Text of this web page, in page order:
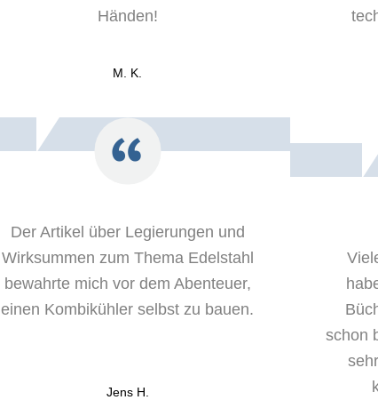
Händen!
M. K.
Der Artikel über Legierungen und
Wirksummen zum Thema Edelstahl
bewahrte mich vor dem Abenteuer,
einen Kombikühler selbst zu bauen.
Jens H.
schon